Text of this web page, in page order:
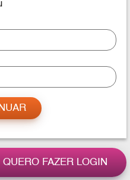
FAZER LOGIN